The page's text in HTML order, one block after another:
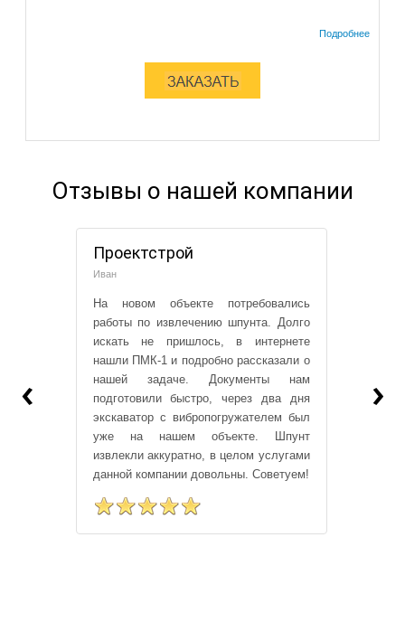
Отзывы о нашей компании
Проектстрой
Иван
На новом объекте потребовались
работы по извлечению шпунта. Долго
искать не пришлось, в интернете
нашли ПМК-1 и подробно рассказали о
нашей задаче. Документы нам
подготовили быстро, через два дня
экскаватор с вибропогружателем был
уже на нашем объекте. Шпунт
извлекли аккуратно, в целом услугами
данной компании довольны. Советуем!
‹ ›